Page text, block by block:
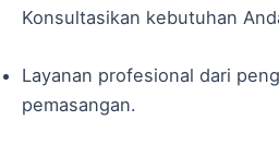
Konsultasikan kebutuhan
Layanan profesional dari
pemasangan.